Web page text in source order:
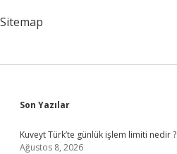
Sitemap
Sidebar
Son Yazılar
Kuveyt Türk’te günlük işlem limiti nedir ?
Ağustos 8, 2026